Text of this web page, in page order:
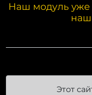
Наш модуль уже
Этот